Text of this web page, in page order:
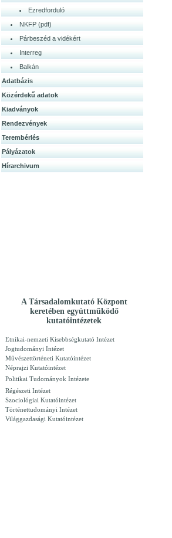
Ezredforduló
NKFP (pdf)
Párbeszéd a vidékért
Interreg
Balkán
Adatbázis
Közérdek­ű adatok
Kiadványok
Rendezvények
Terembérlés
Pályázatok
Hírarchivum
A Társadalomkutató Központ
keretében együttműködő
kutatóintézetek
Etnikai-nemzeti Kisebbségkutató Intézet
Jogtudományi Intézet
Művészettörténeti Kutatóintézet
Néprajzi Kutatóintézet
Politikai Tudományok Intézete
Régészeti Intézet
Szociológiai Kutatóintézet
Történettudományi Intézet
Világgazdasági Kutatóintézet